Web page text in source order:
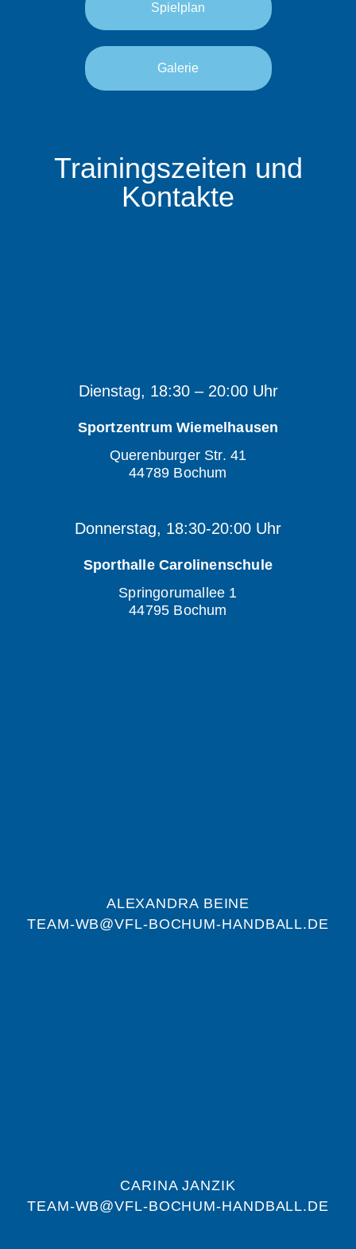
Spielplan
Galerie
Trainingszeiten und
Kontakte
Dienstag, 18:30 – 20:00 Uhr
Sportzentrum Wiemelhausen
Querenburger Str. 41
44789 Bochum
Donnerstag, 18:30-20:00 Uhr
Sporthalle Carolinenschule
Springorumallee 1
44795 Bochum
ALEXANDRA BEINE
TEAM-WB@VFL-BOCHUM-HANDBALL.DE
CARINA JANZIK
TEAM-WB@VFL-BOCHUM-HANDBALL.DE